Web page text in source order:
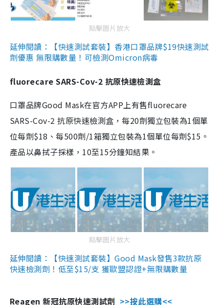
點擊圖片放大
延伸閱讀：【快速測試套裝】香港口罩品牌$19快速測試
劑優惠 無限購數量！可檢測Omicron病毒
fluorecare SARS-Cov-2 抗原快速檢測盒
口罩品牌Good Mask在官方APP上有售fluorecare
SARS-Cov-2 抗原快速檢測盒，每20劑獨立包裝為1個單
位每劑$18、每500劑/1箱獨立包裝為1個單位每劑$15。
產品以鼻拭子採樣，10至15分鐘知結果。
點擊圖片放大
延伸閱讀：【快速測試套裝】Good Mask發售3款抗原
快速檢測劑！低至$15/支 獲歐盟認證+無限購數量
Reagen 新冠抗原快速測試劑 >>按此選購<<